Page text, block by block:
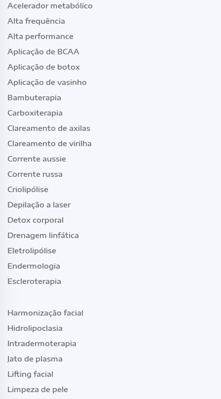
Acelerador metabólico
Alta frequência
Alta performance
Aplicação de BCAA
Aplicação de botox
Aplicação de vasinho
Bambuterapia
Carboxiterapia
Clareamento de axilas
Clareamento de virilha
Corrente aussie
Corrente russa
Criolipólise
Depilação a laser
Detox corporal
Drenagem linfática
Eletrolipólise
Endermologia
Escleroterapia
Harmonização facial
Hidrolipoclasia
Intradermoterapia
Jato de plasma
Lifting facial
Limpeza de pele